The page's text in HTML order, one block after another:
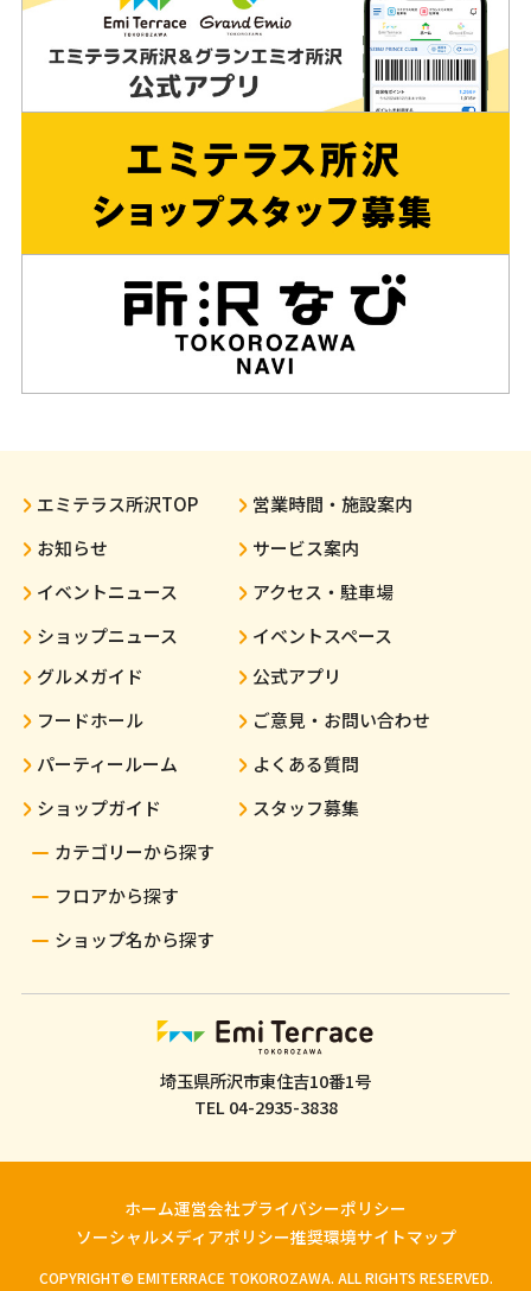
エミテラス所沢TOP
お知らせ
イベントニュース
ショップニュース
グルメガイド
フードホール
パーティールーム
ショップガイド
カテゴリーから探す
フロアから探す
ショップ名から探す
営業時間・施設案内
サービス案内
アクセス・駐車場
イベントスペース
公式アプリ
ご意見・お問い合わせ
よくある質問
スタッフ募集
埼玉県所沢市東住吉10番1号
TEL 04-2935-3838
ホーム運営会社プライバシーポリシー
ソーシャルメディアポリシー推奨環境サイトマップ
COPYRIGHT© EMITERRACE TOKOROZAWA. ALL RIGHTS RESERVED.